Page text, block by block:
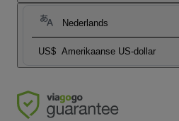
Nederlands
US$ Amerikaanse US-dollar